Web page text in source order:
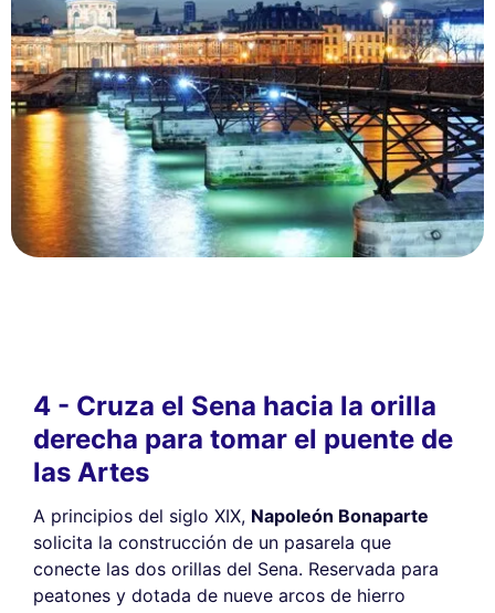
4 - Cruza el Sena hacia la orilla
derecha para tomar el puente de
las Artes
A principios del siglo XIX, Napoleón Bonaparte
solicita la construcción de un pasarela que
conecte las dos orillas del Sena. Reservada para
peatones y dotada de nueve arcos de hierro